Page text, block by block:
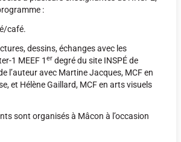
:
café.
dessins, échanges avec les
1 MEEF 1 er degré du site INSPÉ de
l’auteur avec Martine Jacques, MCF en
et Hélène Gaillard, MCF en arts visuels
sont organisés à Mâcon à l’occasion